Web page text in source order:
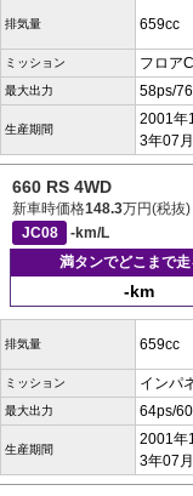
排気量 659cc
ミッション フロア
最大出力 58ps/
生産期間
2001年
3年07月
660 RS 4WD
新車時価格148.3万円(税抜)
JC08
-km/L
満タンでどこまで走
-km
排気量 659cc
ミッション インパ
最大出力 64ps/
生産期間
2001年
3年07月